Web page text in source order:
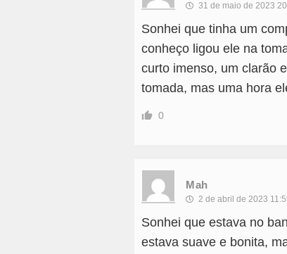
31 de maio de 2023
Sonhei que tinha um
conheço ligou ele na
curto imenso, um clarão
tomada, mas uma hora
0
Mah
2 de abril de 2023
Sonhei que estava no
estava suave e bonita,